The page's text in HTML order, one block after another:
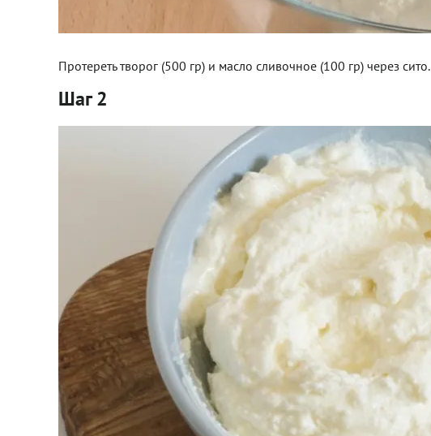
Протереть творог (500 гр) и масло сливочное (100 гр) через сито.
Шаг 2